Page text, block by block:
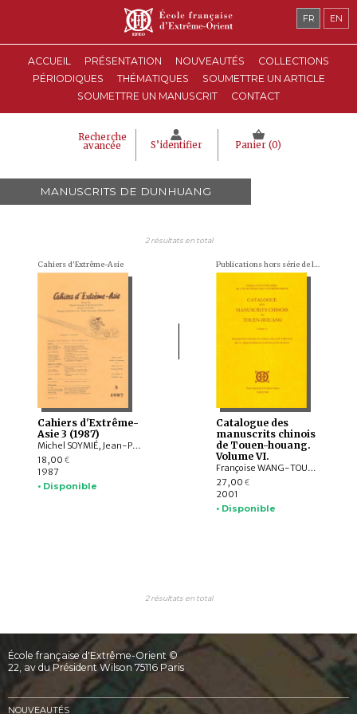
ACCUEIL PRÉSENTATION NOUVEAUTÉS
COLLECTIONS
PÉRIODIQUES
THÉMATIQUES
SOUMETTRE UN ARTICLE
SOUMETTRE UN MANUSCRIT
CONTACT
Recherche
avancée S’identifier Panier (0)
FR EN
MANUSCRITS DE DUNHUANG
2 résultats en total
Cahiers d'Extrême-Asie
Cahiers d'Extrême-
Asie 3 (1987)
Michel SOYMIÉ, Jean-Pierre DREGE, Paul MAGNIN, Richard SCHNEIDER, Victor H. MAIR, Carole MORGAN, ZHANG Guangda, RONG Xinjiang, TAKATA Tokio, Cristina SCHERRER-SCHAUB, David Jackson YOUNG, J.W. de JONG
18,00 €
1987
• Disponible
Publications hors série de l'École française d'Extrême-Orient
Catalogue des
manuscrits chinois
de Touen-houang.
Volume VI.
Françoise WANG-TOUTAIN
27,00 €
2001
• Disponible
2 résultats en total
École française d'Extrême-Orient ©
22, av du Président Wilson 75116 Paris
NOUVEAUTÉS